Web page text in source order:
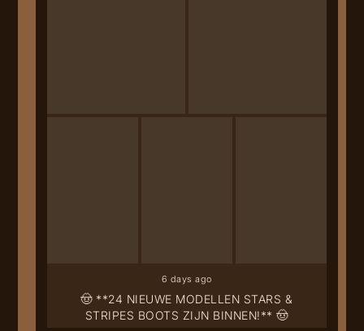
🤠 **24 NIEUWE MODELLEN STARS &
STRIPES BOOTS ZIJN BINNEN!** 🤠
6 days ago